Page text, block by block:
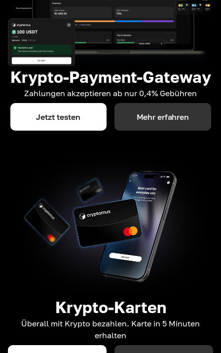
Krypto-Payment-Gateway
Zahlungen akzeptieren ab nur 0,4% Gebühren
Jetzt testen Mehr erfahren
Krypto-Karten
Überall mit Krypto bezahlen. Karte in 5 Minuten
erhalten